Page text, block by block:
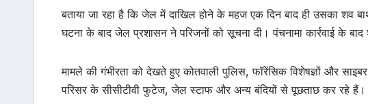
बताया जा रहा है कि जेल में दाखिल होने के महज एक दिन बाद ही उसका शव
घटना के बाद जेल प्रशासन ने परिजनों को सूचना दी। पंचनामा कार्रवाई के बाद
मामले की गंभीरता को देखते हुए कोतवाली पुलिस, फॉरेंसिक विशेषज्ञों और
परिसर के सीसीटीवी फुटेज, जेल स्टाफ और अन्य बंदियों से पूछताछ कर रहे हैं।